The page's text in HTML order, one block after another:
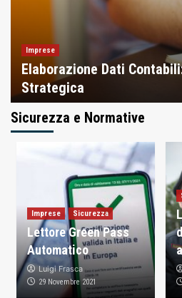
Imprese
Elaborazione Dati
Strategica
Sicurezza e Normative
Imprese Sicurezza
Lettore Green Pass
Automatico
Luigi Frasca
29 Novembre 2021
Inchieste
L’impatto della Brexit
Finanza Inchieste
Banche: il salvataggio
Finanza Imprese